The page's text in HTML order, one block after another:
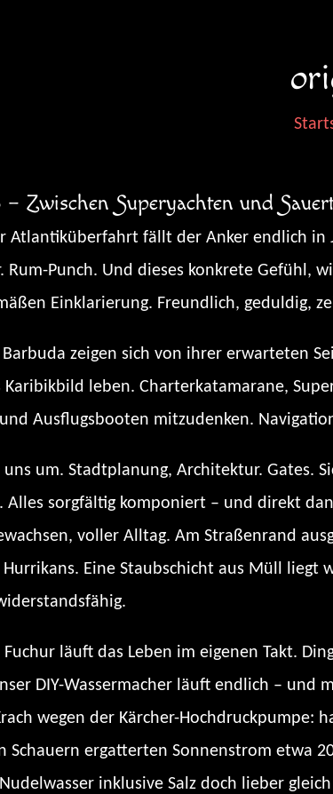
– Zwischen Superyachten und
Atlantiküberfahrt fällt der Anker endlich
Rum-Punch. Und dieses konkrete Gefühl,
Einklarierung. Freundlich, geduldig,
zeigen sich von ihrer erwarteten
leben. Charterkatamarane,
Ausflugsbooten mitzudenken.
um. Stadtplanung, Architektur. Gates.
Alles sorgfältig komponiert – und direkt
voller Alltag. Am Straßenrand
Hurrikans. Eine Staubschicht aus Müll
läuft das Leben im eigenen Takt.
DIY-Wassermacher läuft endlich – und
wegen der Kärcher-Hochdruckpumpe:
Schauern ergatterten Sonnenstrom etwa
inklusive Salz doch lieber